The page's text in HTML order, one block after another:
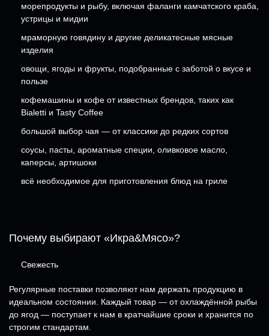
морепродукты и рыбу, включая фаланги камчатского краба,
устрицы и мидии
мраморную говядину и другие деликатесные мясные
изделия
овощи, ягоды и фрукты, подобранные с заботой о вкусе и
пользе
кофемашины и кофе от известных брендов, таких как
Bialetti и Tasty Coffee
большой выбор чая — от классики до редких сортов
соусы, пасты, ароматные специи, оливковое масло,
каперсы, артишоки
всё необходимое для приготовления блюд на гриле
Почему выбирают «Икра&Мясо»?
Свежесть
Регулярные поставки позволяют нам держать продукцию в
идеальном состоянии. Каждый товар — от охлаждённой рыбы
до ягод — поступает к нам в кратчайшие сроки и хранится по
строгим стандартам.